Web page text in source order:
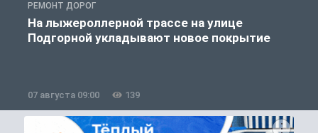
РЕМОНТ ДОРОГ
На лыжероллерной трассе на улице
Подгорной укладывают новое покрытие
07 августа 09:00 139